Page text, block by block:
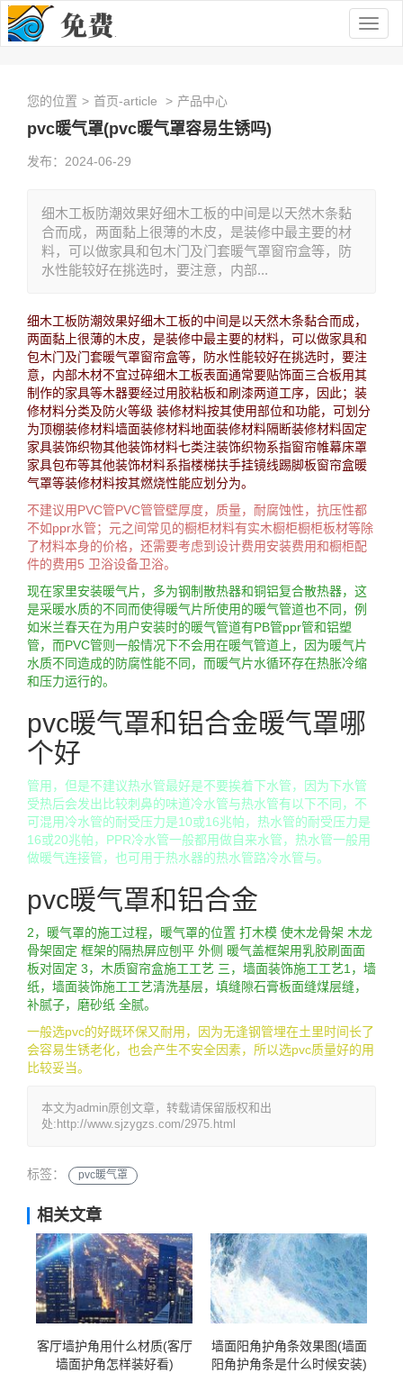
您的位置 > 首页-article > 产品中心
pvc暖气罩(pvc暖气罩容易生锈吗)
发布：2024-06-29
细木工板防潮效果好细木工板的中间是以天然木条黏
合而成，两面黏上很薄的木皮，是装修中最主要的材
料，可以做家具和包木门及门套暖气罩窗帘盒等，防
水性能较好在挑选时，要注意，内部...
细木工板防潮效果好细木工板的中间是以天然木条黏合而成，
两面黏上很薄的木皮，是装修中最主要的材料，可以做家具和
包木门及门套暖气罩窗帘盒等，防水性能较好在挑选时，要注
意，内部木材不宜过碎细木工板表面通常要贴饰面三合板用其
制作的家具等木器要经过用胶粘板和刷漆两道工序，因此；装
修材料分类及防火等级 装修材料按其使用部位和功能，可划分
为顶棚装修材料墙面装修材料地面装修材料隔断装修材料固定
家具装饰织物其他装饰材料七类注装饰织物系指窗帘帷幕床罩
家具包布等其他装饰材料系指楼梯扶手挂镜线踢脚板窗帘盒暖
气罩等装修材料按其燃烧性能应划分为。
不建议用PVC管PVC管管壁厚度，质量，耐腐蚀性，抗压性都
不如ppr水管；元之间常见的橱柜材料有实木橱柜橱柜板材等除
了材料本身的价格，还需要考虑到设计费用安装费用和橱柜配
件的费用5 卫浴设备卫浴。
现在家里安装暖气片，多为钢制散热器和铜铝复合散热器，这
是采暖水质的不同而使得暖气片所使用的暖气管道也不同，例
如米兰春天在为用户安装时的暖气管道有PB管ppr管和铝塑
管，而PVC管则一般情况下不会用在暖气管道上，因为暖气片
水质不同造成的防腐性能不同，而暖气片水循环存在热胀冷缩
和压力运行的。
pvc暖气罩和铝合金暖气罩哪
个好
管用，但是不建议热水管最好是不要挨着下水管，因为下水管
受热后会发出比较刺鼻的味道冷水管与热水管有以下不同，不
可混用冷水管的耐受压力是10或16兆帕，热水管的耐受压力是
16或20兆帕，PPR冷水管一般都用做自来水管，热水管一般用
做暖气连接管，也可用于热水器的热水管路冷水管与。
pvc暖气罩和铝合金
2，暖气罩的施工过程，暖气罩的位置 打木模 使木龙骨架 木龙
骨架固定 框架的隔热屏应刨平 外侧 暖气盖框架用乳胶刷面面
板对固定 3，木质窗帘盒施工工艺 三，墙面装饰施工工艺1，墙
纸，墙面装饰施工工艺清洗基层，填缝隙石膏板面缝煤层缝，
补腻子，磨砂纸 全腻。
一般选pvc的好既环保又耐用，因为无逢钢管埋在土里时间长了
会容易生锈老化，也会产生不安全因素，所以选pvc质量好的用
比较妥当。
本文为admin原创文章，转载请保留版权和出
处:http://www.sjzygzs.com/2975.html
标签： pvc暖气罩
相关文章
客厅墙护角用什么材质(客厅
墙面护角怎样装好看)
墙面阳角护角条效果图(墙面
阳角护角条是什么时候安装)